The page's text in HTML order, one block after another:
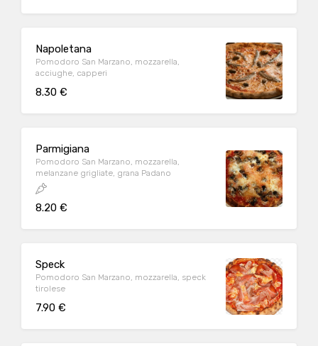
Napoletana
Pomodoro San Marzano, mozzarella,
acciughe, capperi
8.30 €
Parmigiana
Pomodoro San Marzano, mozzarella,
melanzane grigliate, grana Padano
8.20 €
Speck
Pomodoro San Marzano, mozzarella, speck
tirolese
7.90 €